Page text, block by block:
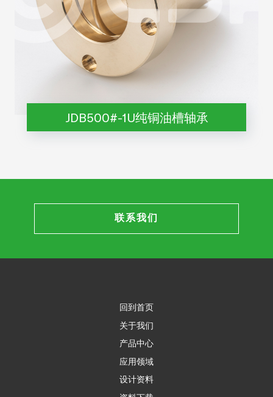
JDB500#-1U纯铜油槽轴承
联系我们
回到首页
关于我们
产品中心
应用领域
设计资料